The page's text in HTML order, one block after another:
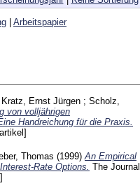
Arbeitspapier
Kratz, Ernst Jürgen ; Scholz,
von volljährigen
Handreichung für die Praxis.
Thomas (1999) An Empirical
Rate Options. The Journal